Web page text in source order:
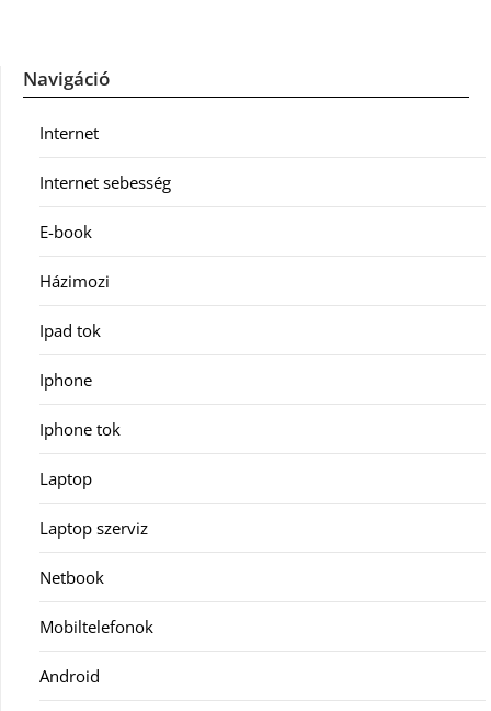
Navigáció
Internet
Internet sebesség
E-book
Házimozi
Ipad tok
Iphone
Iphone tok
Laptop
Laptop szerviz
Netbook
Mobiltelefonok
Android